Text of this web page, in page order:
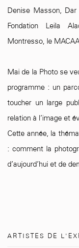
Denise Masson,
Fondation Leila
Montresso, le
Mai de la Photo se
programme : un
toucher un large
relation à l’image et
Cette année, la
: comment la
d’aujourd’hui et de
ARTISTES DE